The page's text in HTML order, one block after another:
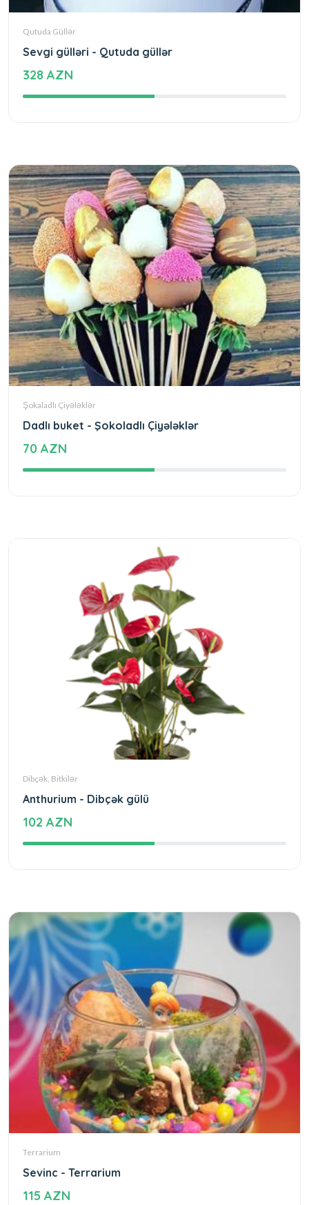
Qutuda Güllər
Sevgi gülləri - Qutuda güllər
328 AZN
Şokaladlı Çiyələklər
Dadlı buket - Şokoladlı Çiyələklər
70 AZN
Dibçək, Bitkilər
Anthurium - Dibçək gülü
102 AZN
Terrarium
Sevinc - Terrarium
115 AZN